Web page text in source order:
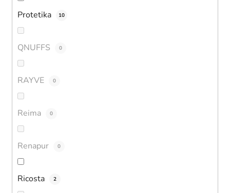
Protetika 10
QNUFFS 0
RAYVE 0
Reima 0
Renapur 0
Ricosta 2